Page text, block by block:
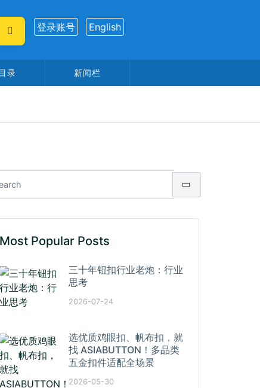
登录账号 English
录 新闻栏
Most Popular Posts
三十年钮扣行业老炮：行业
思考
2026-07-24
选优质鸡眼扣、帆布扣，就
找 ASIABUTTON！多品类
五金扣件适配全场景
2026-05-30